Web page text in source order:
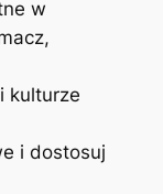
w
kulturze
i dostosuj